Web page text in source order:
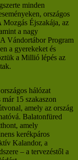
minden
országos
Mozgás Éjszakája, az
a nagy
Vándortábor Program
a gyerekeket és
a Millió lépés az
hálózat
15 szakaszon
amely az ország
Balatonfüred
amely
kerékpáros
Kalandor, a
– a tervezéstől a